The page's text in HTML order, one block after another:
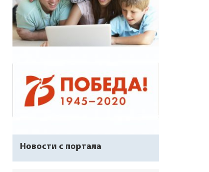
Новости с портала